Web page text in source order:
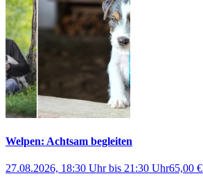
Welpen: Achtsam begleiten
27.08.2026, 18:30 Uhrbis 21:30 Uhr65,00 €